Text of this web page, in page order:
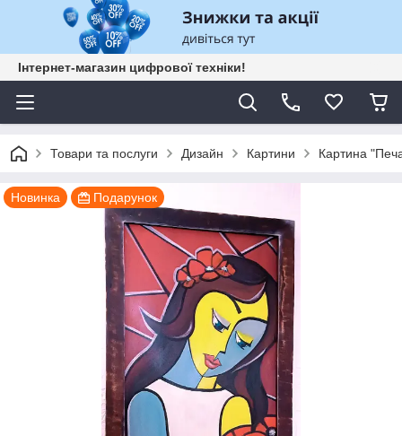
Інтернет-магазин цифрової техніки!
Товари та послуги Дизайн Картини Картина
Новинка Подарунок